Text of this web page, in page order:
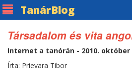
TanárBlog
Társadalom és vita
Internet a tanórán - 2010. október
Írta: Prievara Tibor